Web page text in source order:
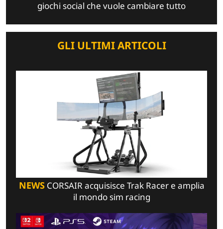
giochi social che vuole cambiare tutto
GLI ULTIMI ARTICOLI
NEWSCORSAIR acquisisce Trak Racer e amplia
il mondo sim racing